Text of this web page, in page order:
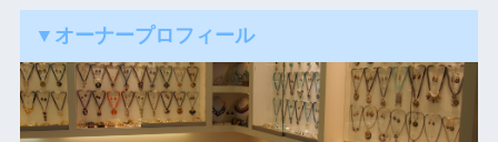
▼オーナープロフィール